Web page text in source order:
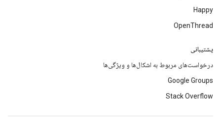
Happy
OpenThread
پشتیبانی
درخواست‌های مربوط به اشکال‌ها و ویژگی‌ها
Google Groups
Stack Overflow